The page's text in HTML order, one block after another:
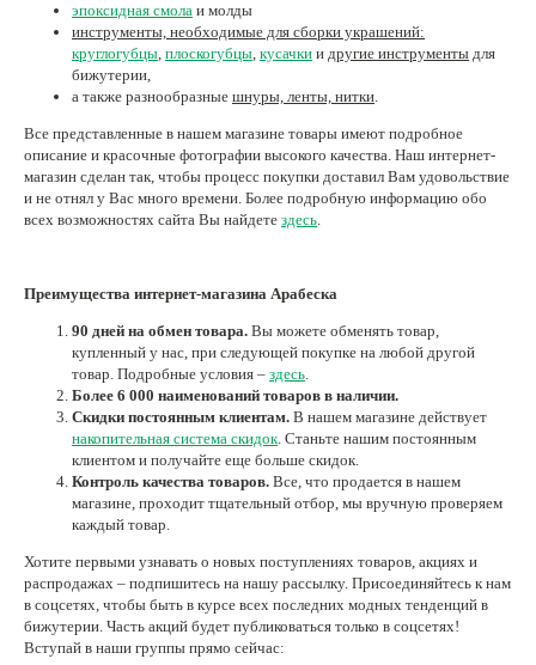
эпоксидная смола и молды
инструменты, необходимые для сборки украшений:
круглогубцы, плоскогубцы, кусачки и другие инструменты для
бижутерии,
а также разнообразные шнуры, ленты, нитки.
Все представленные в нашем магазине товары имеют подробное
описание и красочные фотографии высокого качества. Наш интернет-
магазин сделан так, чтобы процесс покупки доставил Вам удовольствие
и не отнял у Вас много времени. Более подробную информацию обо
всех возможностях сайта Вы найдете здесь.
Преимущества интернет-магазина Арабеска
90 дней на обмен товара. Вы можете обменять товар,
купленный у нас, при следующей покупке на любой другой
товар. Подробные условия – здесь.
Более 6 000 наименований товаров в наличии.
Скидки постоянным клиентам. В нашем магазине действует
накопительная система скидок. Станьте нашим постоянным
клиентом и получайте еще больше скидок.
Контроль качества товаров. Все, что продается в нашем
магазине, проходит тщательный отбор, мы вручную проверяем
каждый товар.
Хотите первыми узнавать о новых поступлениях товаров, акциях и
распродажах – подпишитесь на нашу рассылку. Присоединяйтесь к нам
в соцсетях, чтобы быть в курсе всех последних модных тенденций в
бижутерии. Часть акций будет публиковаться только в соцсетях!
Вступай в наши группы прямо сейчас: